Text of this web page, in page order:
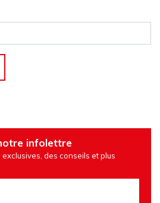
infolettre
des conseils et plus